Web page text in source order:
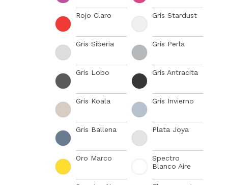
Rojo Claro Gris Stardust
Gris Siberia Gris Perla
Gris Lobo Gris Antracita
Gris Koala Gris Invierno
Gris Ballena Plata Joya
Oro Marco
Spectro
Blanco Aire